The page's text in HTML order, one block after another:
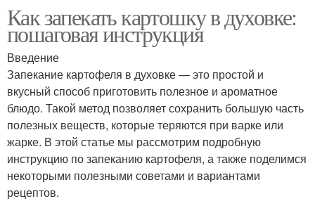
Как запекать картошку в духовке:
пошаговая инструкция
Введение
Запекание картофеля в духовке — это простой и
вкусный способ приготовить полезное и ароматное
блюдо. Такой метод позволяет сохранить большую часть
полезных веществ, которые теряются при варке или
жарке. В этой статье мы рассмотрим подробную
инструкцию по запеканию картофеля, а также поделимся
некоторыми полезными советами и вариантами
рецептов.